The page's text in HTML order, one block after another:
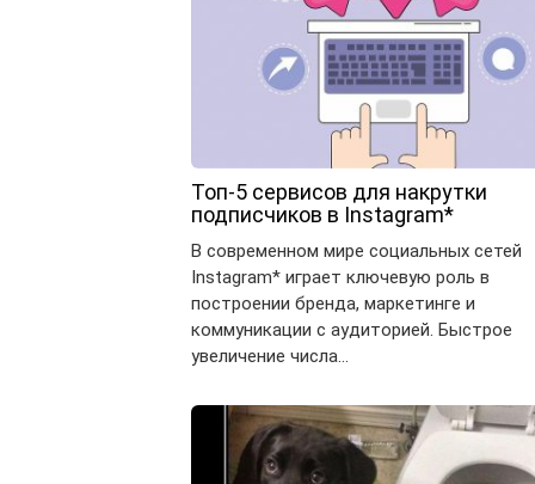
Топ-5 сервисов для накрутки
подписчиков в Instagram*
В современном мире социальных сетей
Instagram* играет ключевую роль в
построении бренда, маркетинге и
коммуникации с аудиторией. Быстрое
увеличение числа…